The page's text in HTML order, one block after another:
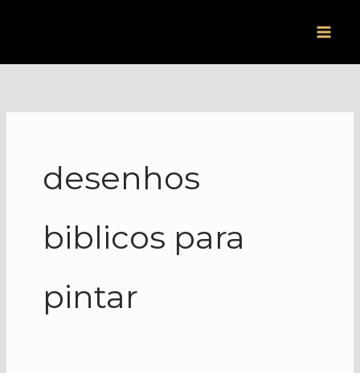
desenhos
biblicos para
pintar